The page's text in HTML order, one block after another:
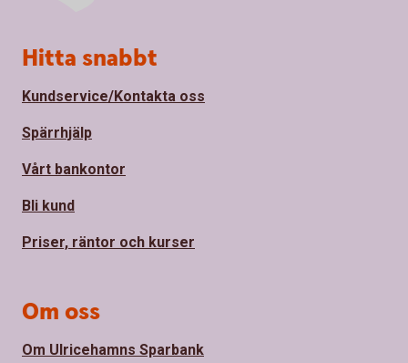
Sidfot
Hitta snabbt
Kundservice/Kontakta oss
Spärrhjälp
Vårt bankontor
Bli kund
Priser, räntor och kurser
Om oss
Om Ulricehamns Sparbank